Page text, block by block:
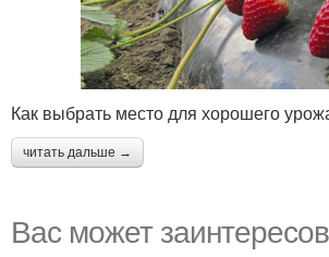
Как выбрать место для хорошего
читать дальше →
Вас может